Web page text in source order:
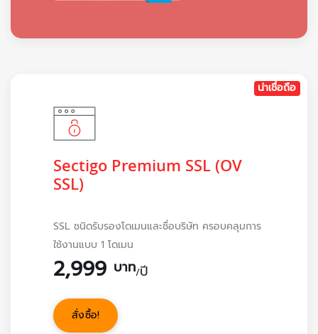
น่าเชื่อถือ
Sectigo Premium SSL (OV
SSL)
SSL ชนิดรับรองโดเมนและชื่อบริษัท ครอบคลุมการ
ใช้งานแบบ 1 โดเมน
2,999 บาท/ปี
สั่งซื้อ!